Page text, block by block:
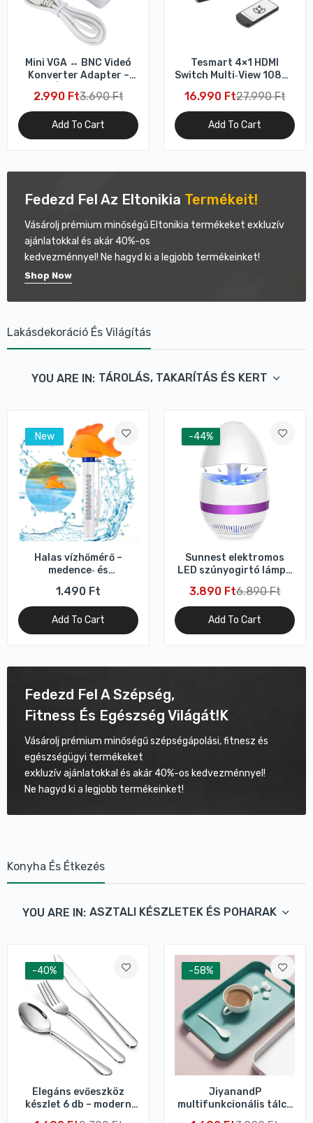
Mini VGA ↔ BNC Videó
Konverter Adapter –
2.990 Ft3.690 Ft
Add To Cart
Tesmart 4×1 HDMI
Switch Multi‑View 1080p
Váltás
16.990 Ft27.990 Ft
Add To Cart
Fedezd Fel Az Eltonikia Termékeit!
Vásárolj prémium minőségű Eltonikia termékeket exkluzív
ajánlatokkal és akár 40%-os
kedvezménnyel! Ne hagyd ki a legjobb termékeinket!
Shop Now
Lakásdekoráció És Világítás
YOU ARE IN: TÁROLÁS, TAKARÍTÁS ÉS KERT
New
Halas vízhőmérő –
medence‑ és
1.490 Ft
Add To Cart
-44%
Sunnest elektromos
LED szúnyogirtó lámpa
3.890 Ft6.890 Ft
Add To Cart
Fedezd Fel ASzépség,
Fitness És Egészség Világát!k
Vásárolj prémium minőségű szépségápolási, fitnesz és
egészségügyi termékeket
exkluzív ajánlatokkal és akár 40%-os kedvezménnyel!
Ne hagyd ki a legjobb termékeinket!
Konyha És Étkezés
YOU ARE IN: ASZTALI KÉSZLETEK ÉS POHARAK
-40%
Elegáns evőeszköz
készlet 6 db – modern
-58%
JiyanandP
multifunkcionális tálca